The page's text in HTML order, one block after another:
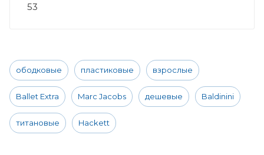
53
ободковые пластиковые взрослые
Ballet Extra Marc Jacobs дешевые Baldinini
титановые Hackett